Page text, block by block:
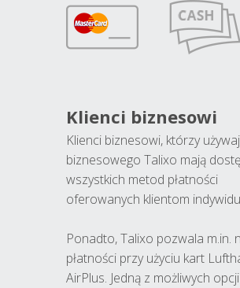
Klienci biznesowi
Klienci biznesowi, którzy
biznesowego Talixo mają
wszystkich metod płatności
oferowanych klientom
Ponadto, Talixo pozwala m.in.
płatności przy użyciu kart
AirPlus. Jedną z możliwych